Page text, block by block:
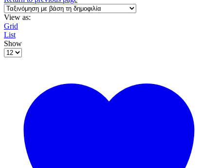
View as:
Grid
List
Show
ΠΡΟΪΟΝs